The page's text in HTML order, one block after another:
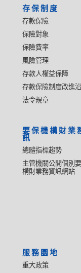
存保制度
存款保險
保險對象
保險費率
風險管理
存款人權益保障
存款保險制度改進
法令規章
要保機構財業
訊
總體指標趨勢
主管機關公開個別
構財業務資訊網站
服務園地
重大政策